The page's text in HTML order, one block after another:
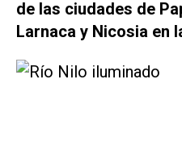
de las ciudades de
Larnaca y Nicosia en